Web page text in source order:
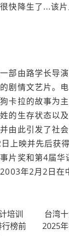
快降生了...该
部由路学长导
剧情文艺片。
卡拉的故事为
的生存状态以
由此引发了社
上映并先后获
片奖和第4届华
年2月2日在
培训
榜前
台湾
2025